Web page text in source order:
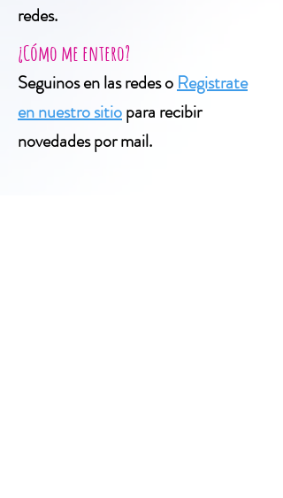
redes.
¿Cómo me entero?
Seguinos en las redes oRegistrate
en nuestro sitiopara recibir
novedades por mail.